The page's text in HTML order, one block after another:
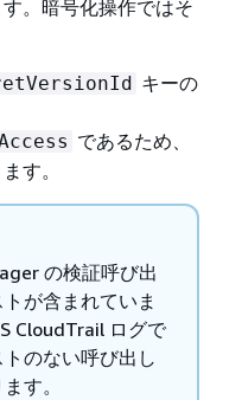
。暗号化操作ではそ
キーの
であるため、
す。
の検証呼び出
が含まれていま
CloudTrail ログで
のない呼び出し
す。